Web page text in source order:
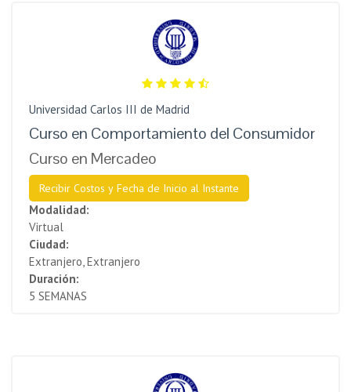
Universidad Carlos III de Madrid
Curso en Comportamiento del Consumidor
Curso en Mercadeo
Recibir Costos y Fecha de Inicio al Instante
Modalidad:
Virtual
Ciudad:
Extranjero, Extranjero
Duración:
5 SEMANAS